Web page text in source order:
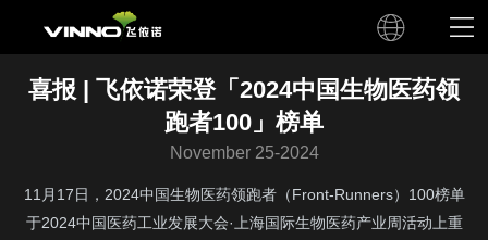
喜报 | 飞依诺荣登「2024中国生物医药领
跑者100」榜单
November 25-2024
11月17日，2024中国生物医药领跑者（Front-Runners）100榜单
于2024中国医药工业发展大会·上海国际生物医药产业周活动上重